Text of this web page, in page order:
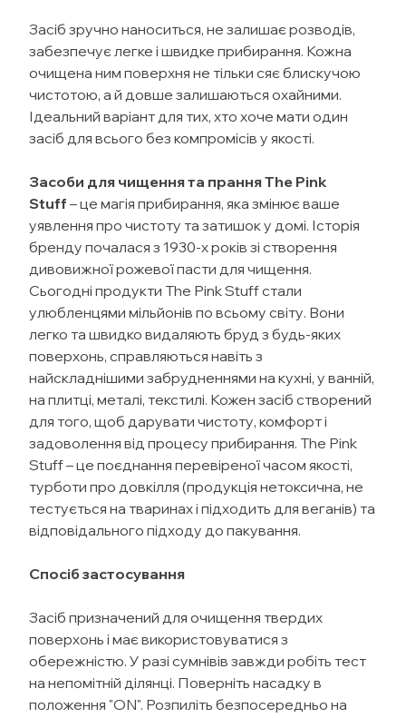
Засіб зручно наноситься, не залишає розводів,
забезпечує легке і швидке прибирання. Кожна
очищена ним поверхня не тільки сяє блискучою
чистотою, а й довше залишаються охайними.
Ідеальний варіант для тих, хто хоче мати один
засіб для всього без компромісів у якості.
Засоби для чищення та прання The Pink
Stuff – це магія прибирання, яка змінює ваше
уявлення про чистоту та затишок у домі. Історія
бренду почалася з 1930-х років зі створення
дивовижної рожевої пасти для чищення.
Сьогодні продукти The Pink Stuff стали
улюбленцями мільйонів по всьому світу. Вони
легко та швидко видаляють бруд з будь-яких
поверхонь, справляються навіть з
найскладнішими забрудненнями на кухні, у ванній,
на плитці, металі, текстилі. Кожен засіб створений
для того, щоб дарувати чистоту, комфорт і
задоволення від процесу прибирання. The Pink
Stuff – це поєднання перевіреної часом якості,
турботи про довкілля (продукція нетоксична, не
тестується на тваринах і підходить для веганів) та
відповідального підходу до пакування.
Спосіб застосування
Засіб призначений для очищення твердих
поверхонь і має використовуватися з
обережністю. У разі сумнівів завжди робіть тест
на непомітній ділянці. Поверніть насадку в
положення "ON". Розпиліть безпосередньо на